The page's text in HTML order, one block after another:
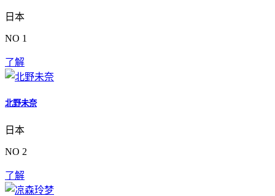
日本
NO 1
了解
北野未奈
日本
NO 2
了解